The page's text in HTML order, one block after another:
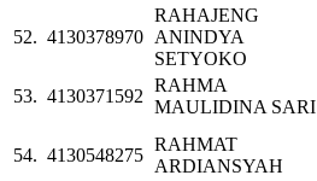
52. 4130378970
RAHAJENG
ANINDYA
SETYOKO
53. 4130371592
RAHMA
MAULIDINA SARI
54. 4130548275
RAHMAT
ARDIANSYAH